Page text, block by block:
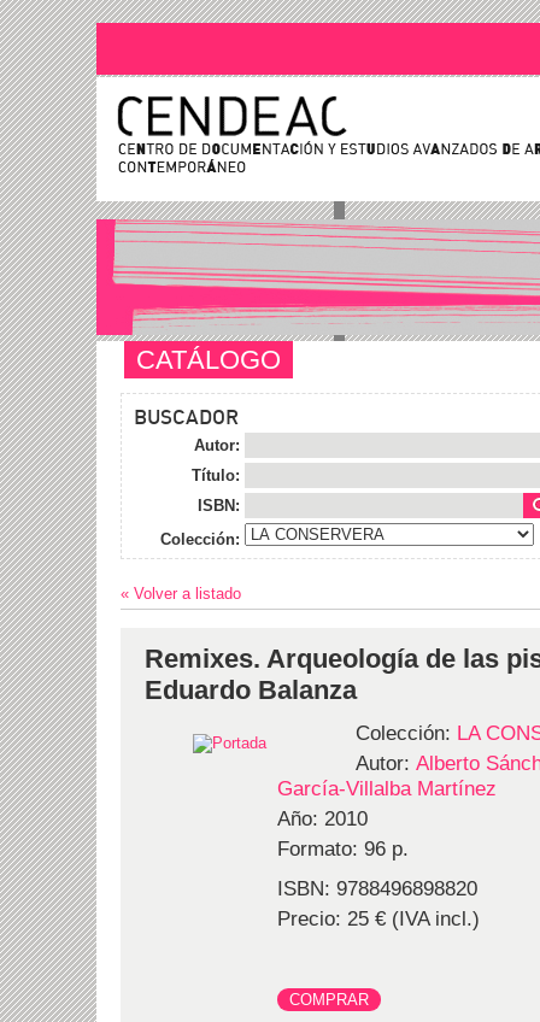
CATÁLOGO
BUSCADOR
Autor:
Título:
ISBN:
Colección:
« Volver a listado
Remixes. Arqueología de las
Eduardo Balanza
Colección: LA
Autor: Alberto
García-Villalba Martínez
Año: 2010
Formato: 96 p.
ISBN: 9788496898820
Precio: 25 € (IVA incl.)